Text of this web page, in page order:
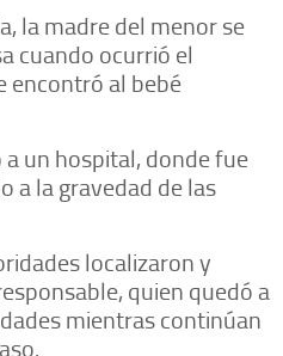
la madre del menor se
cuando ocurrió el
encontró al bebé
un hospital, donde fue
a la gravedad de las
localizaron y
quien quedó a
mientras continúan